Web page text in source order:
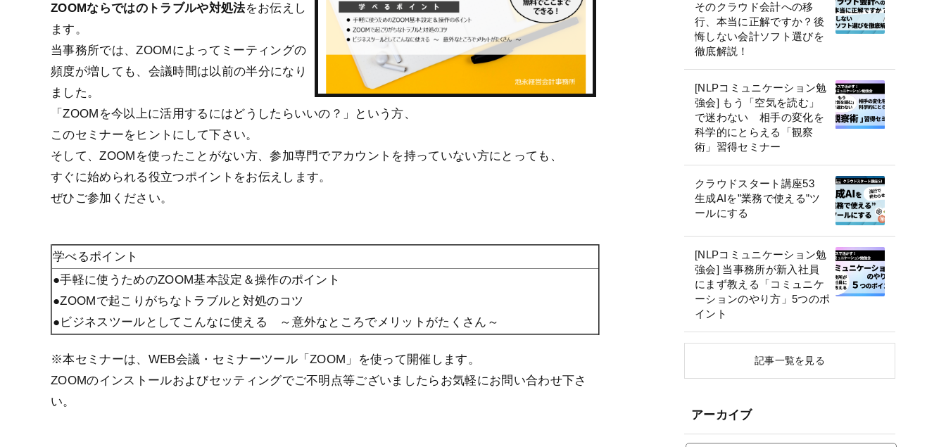
ZOOMならではのトラブルや対処法をお伝えし
ます。
当事務所では、ZOOMによってミーティングの
頻度が増しても、会議時間は以前の半分になり
ました。
「ZOOMを今以上に活用するにはどうしたらいいの？」という方、
このセミナーをヒントにして下さい。
そして、ZOOMを使ったことがない方、参加専門でアカウントを持っていない方にとっても、
すぐに始められる役立つポイントをお伝えします。
ぜひご参加ください。
学べるポイント
●手軽に使うためのZOOM基本設定＆操作のポイント
●ZOOMで起こりがちなトラブルと対処のコツ
●ビジネスツールとしてこんなに使える ～意外なところでメリットがたくさん～
※本セミナーは、WEB会議・セミナーツール「ZOOM」を使って開催します。
ZOOMのインストールおよびセッティングでご不明点等ございましたらお気軽にお問い合わせ下さ
い。
そのクラウド会計への移
行、本当に正解ですか？後
悔しない会計ソフト選びを
徹底解説！
[NLPコミュニケーション勉
強会] もう「空気を読む」
で迷わない 相手の変化を
科学的にとらえる「観察
術」習得セミナー
クラウドスタート講座53
生成AIを”業務で使える”ツ
ールにする
[NLPコミュニケーション勉
強会] 当事務所が新入社員
にまず教える「コミュニケ
ーションのやり方」5つのポ
イント
記事一覧を見る
アーカイブ